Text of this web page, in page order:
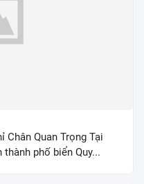
Chân Quan Trọng Tại
phố biển Quy...